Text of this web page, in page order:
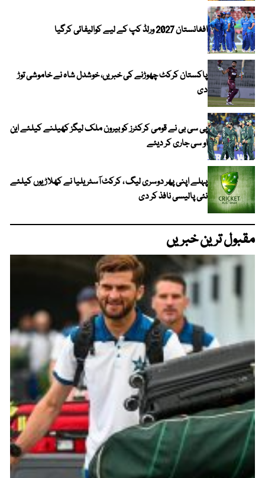
افغانستان 2027 ورلڈ کپ کے لیے کوالیفائی کرگیا
پاکستان کرکٹ چھوڑنے کی خبریں، خوشدل شاہ نے خاموشی توڑ
دی
پی سی بی نے قومی کرکٹرز کو بیرون ملک لیگز کھیلنے کیلئے این
او سی جاری کر دیئے
پہلے اپنی پھر دوسری لیگ ، کرکٹ آسٹریلیا نے کھلاڑیوں کیلئے
نئی پالیسی نافذ کر دی
مقبول ترین خبریں